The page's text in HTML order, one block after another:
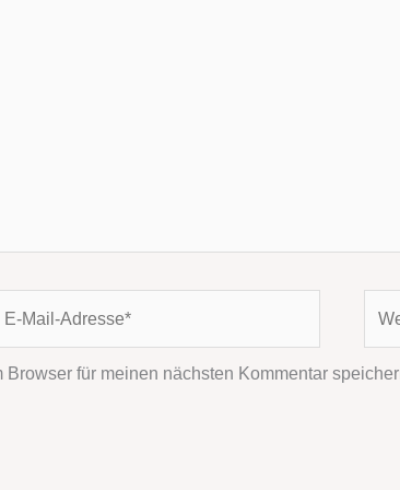
für meinen nächsten Kommentar